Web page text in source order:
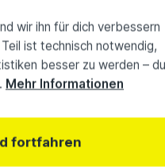
wir ihn für dich verbessern
ist technisch notwendig,
besser zu werden – du
Mehr Informationen
fortfahren